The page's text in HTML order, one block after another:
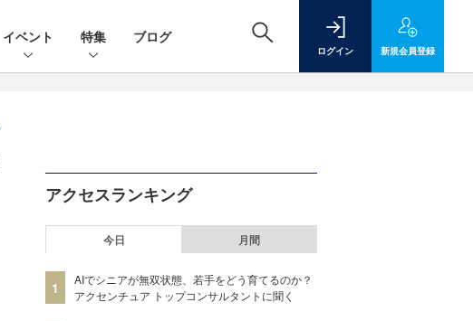
イベント 特集 ブログ
ログイン 新規会員登録
アクセスランキング
今日 月間
1
AIでシニアが無双状態、若手をどう育てるのか？
アクセンチュア トップコンサルタントに聞く